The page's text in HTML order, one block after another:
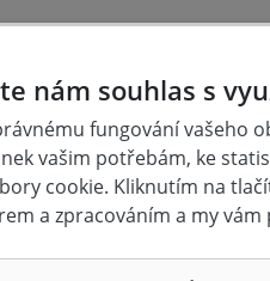
na těžko dosažitelné
Dokonalý
pilových platků a
2.0 Ah, 4.0 Ah
nám souhlas s
fungování vašeho
vašim potřebám, ke
cookie. Kliknutím na
a zpracováním a my